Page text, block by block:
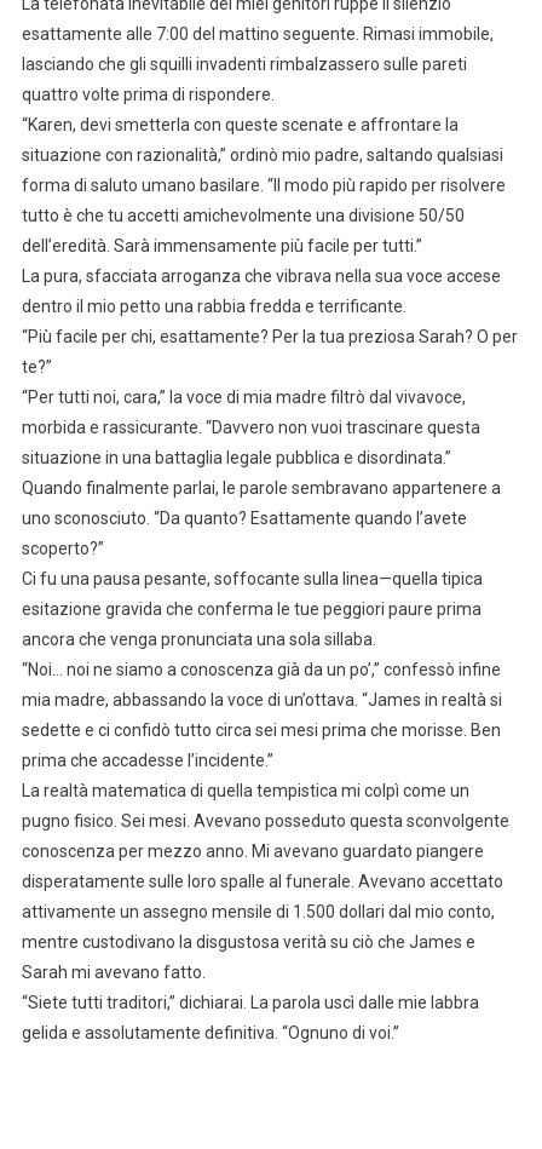
esattamente alle 7:00 del mattino seguente. Rimasi immobile,
lasciando che gli squilli invadenti rimbalzassero sulle pareti
quattro volte prima di rispondere.
“Karen, devi smetterla con queste scenate e affrontare la
situazione con razionalità,” ordinò mio padre, saltando qualsiasi
forma di saluto umano basilare. “Il modo più rapido per risolvere
tutto è che tu accetti amichevolmente una divisione 50/50
dell’eredità. Sarà immensamente più facile per tutti.”
La pura, sfacciata arroganza che vibrava nella sua voce accese
dentro il mio petto una rabbia fredda e terrificante.
“Più facile per chi, esattamente? Per la tua preziosa Sarah? O per
te?”
“Per tutti noi, cara,” la voce di mia madre filtrò dal vivavoce,
morbida e rassicurante. “Davvero non vuoi trascinare questa
situazione in una battaglia legale pubblica e disordinata.”
Quando finalmente parlai, le parole sembravano appartenere a
uno sconosciuto. “Da quanto? Esattamente quando l’avete
scoperto?”
Ci fu una pausa pesante, soffocante sulla linea—quella tipica
esitazione gravida che conferma le tue peggiori paure prima
ancora che venga pronunciata una sola sillaba.
“Noi… noi ne siamo a conoscenza già da un po’,” confessò infine
mia madre, abbassando la voce di un’ottava. “James in realtà si
sedette e ci confidò tutto circa sei mesi prima che morisse. Ben
prima che accadesse l’incidente.”
La realtà matematica di quella tempistica mi colpì come un
pugno fisico. Sei mesi. Avevano posseduto questa sconvolgente
conoscenza per mezzo anno. Mi avevano guardato piangere
disperatamente sulle loro spalle al funerale. Avevano accettato
attivamente un assegno mensile di 1.500 dollari dal mio conto,
mentre custodivano la disgustosa verità su ciò che James e
Sarah mi avevano fatto.
“Siete tutti traditori,” dichiarai. La parola uscì dalle mie labbra
gelida e assolutamente definitiva. “Ognuno di voi.”